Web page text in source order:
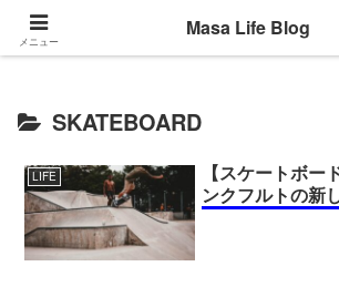
Back to the basic
SKATEBOARD
LIFE
【スケートボー
ンクフルトの新
メニュー
Masa Life Blog